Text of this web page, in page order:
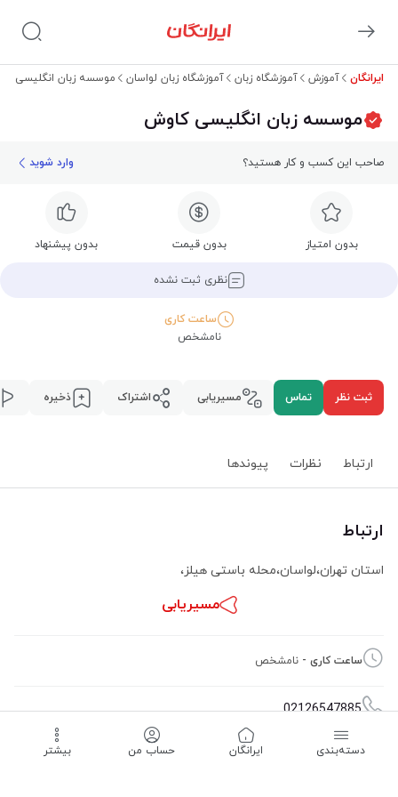
ایرانگان آموزش آموزشگاه زبان آموزشگاه زبان لواسان موسسه زبان انگلیسی
موسسه زبان انگلیسی کاوش
صاحب این کسب و کار هستید؟ وارد شوید
بدون امتیاز بدون قیمت بدون پیشنهاد
نظری ثبت نشده
ساعت کاری
نامشخص
ثبت نظر تماس مسیریابی اشتراک ذخیره
ارتباط نظرات پیوند‌ها
ارتباط
استان تهران،لواسان،محله باستی هیلز،
مسیریابی
ساعت کاری - نامشخص
02126547885
دسته‌بندی ‌ایرانگان حساب من بیشتر